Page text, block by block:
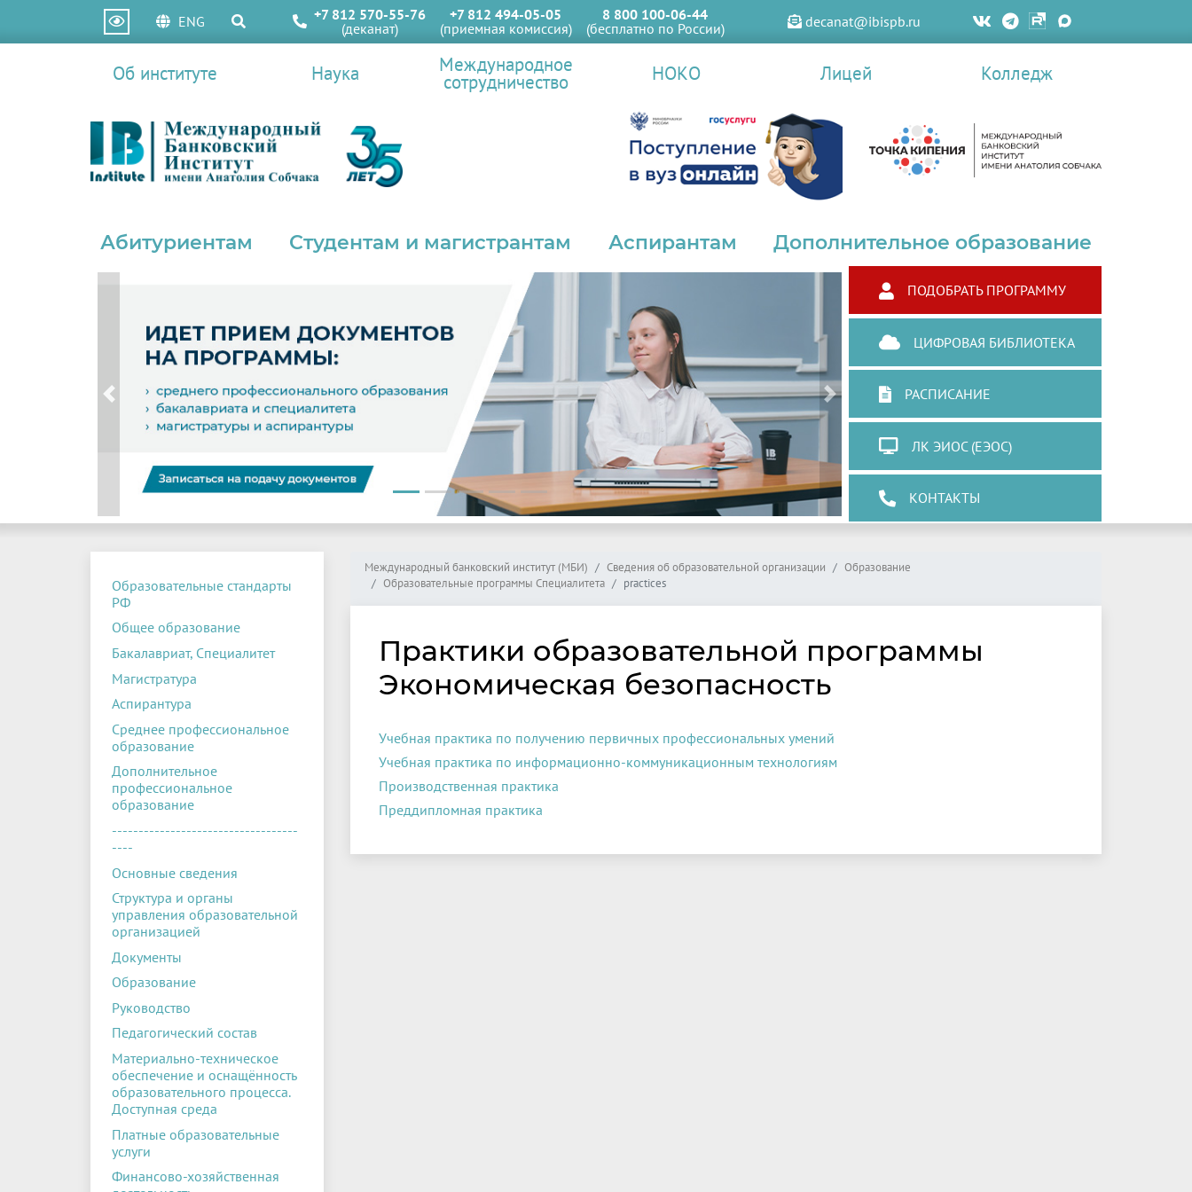
ENG
+7 812 570-55-76
(деканат)
+7 812 494-05-05
(приемная комиссия)
8 800 100-06-44
(бесплатно по России)
decanat@ibispb.ru
Об институте Наука Международное
сотрудничество НОКО Лицей Колледж
Абитуриентам Студентам и магистрантам Аспирантам Дополнительное образование
Previous Next
ПОДОБРАТЬ ПРОГРАММУ
ЦИФРОВАЯ БИБЛИОТЕКА
РАСПИСАНИЕ
ЛК ЭИОС (ЕЭОС)
КОНТАКТЫ
Образовательные стандарты
РФ
Общее образование
Бакалавриат, Специалитет
Магистратура
Аспирантура
Среднее профессиональное
образование
Дополнительное
профессиональное
образование
-----------------------------------
----
Основные сведения
Структура и органы
управления образовательной
организацией
Документы
Образование
Руководство
Педагогический состав
Материально-техническое
обеспечение и оснащённость
образовательного процесса.
Доступная среда
Платные образовательные
услуги
Финансово-хозяйственная
Международный банковский институт (МБИ) Сведения об образовательной организации
Образование
Образовательные программы Специалитета
practices
Практики образовательной программы
Экономическая безопасность
Учебная практика по получению первичных профессиональных умений
Учебная практика по информационно-коммуникационным технологиям
Производственная практика
Преддипломная практика